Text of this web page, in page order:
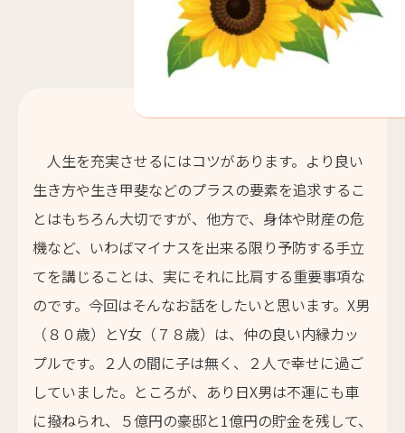
人生を充実させるにはコツがあります。より良い
生き方や生き甲斐などのプラスの要素を追求するこ
とはもちろん大切ですが、他方で、身体や財産の危
機など、いわばマイナスを出来る限り予防する手立
てを講じることは、実にそれに比肩する重要事項な
のです。今回はそんなお話をしたいと思います。X男
（８０歳）とY女（７８歳）は、仲の良い内縁カッ
プルです。２人の間に子は無く、２人で幸せに過ご
していました。ところが、あり日X男は不運にも車
に撥ねられ、５億円の豪邸と1億円の貯金を残して、